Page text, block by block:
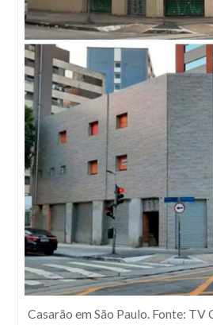
Casarão em São Paulo. Fonte: TV